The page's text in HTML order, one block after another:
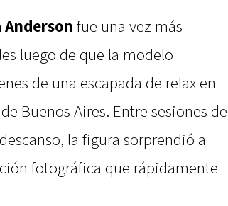
fue una vez más
luego de que la modelo
de una escapada de relax en
Buenos Aires. Entre sesiones de
la figura sorprendió a
fotográfica que rápidamente